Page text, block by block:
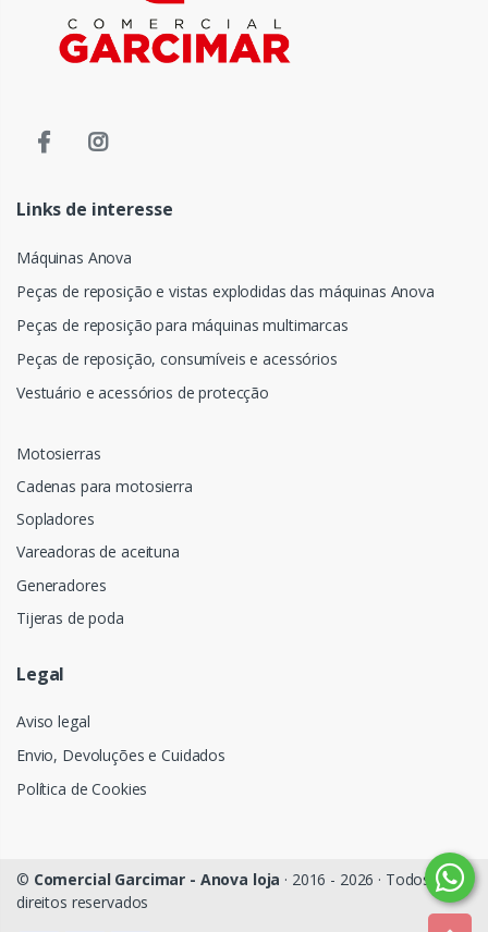
Links de interesse
Máquinas Anova
Peças de reposição e vistas explodidas das máquinas Anova
Peças de reposição para máquinas multimarcas
Peças de reposição, consumíveis e acessórios
Vestuário e acessórios de protecção
Motosierras
Cadenas para motosierra
Sopladores
Vareadoras de aceituna
Generadores
Tijeras de poda
Legal
Aviso legal
Envio, Devoluções e Cuidados
Política de Cookies
© Comercial Garcimar - Anova loja · 2016 - 2026 · Todos os
direitos reservados